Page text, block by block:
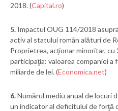
2018. (Capital.ro)
5. Impactul OUG 114/2018
activ al statului român alături de
Proprietrea, acţionar minoritar, cu
participaţia: valoarea companiei a
miliarde de lei. (Economica.net)
6.Numărul mediu anual de locuri
un indicator al deficitului de forţă